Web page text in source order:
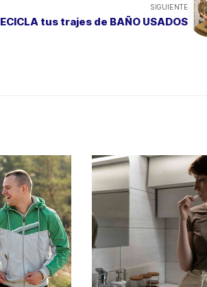
SIGUIENTE
tus trajes de BAÑO USADOS